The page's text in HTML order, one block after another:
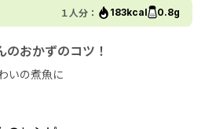
１人分： 183kcal 0.8g
おかずのコツ！
いの煮魚に